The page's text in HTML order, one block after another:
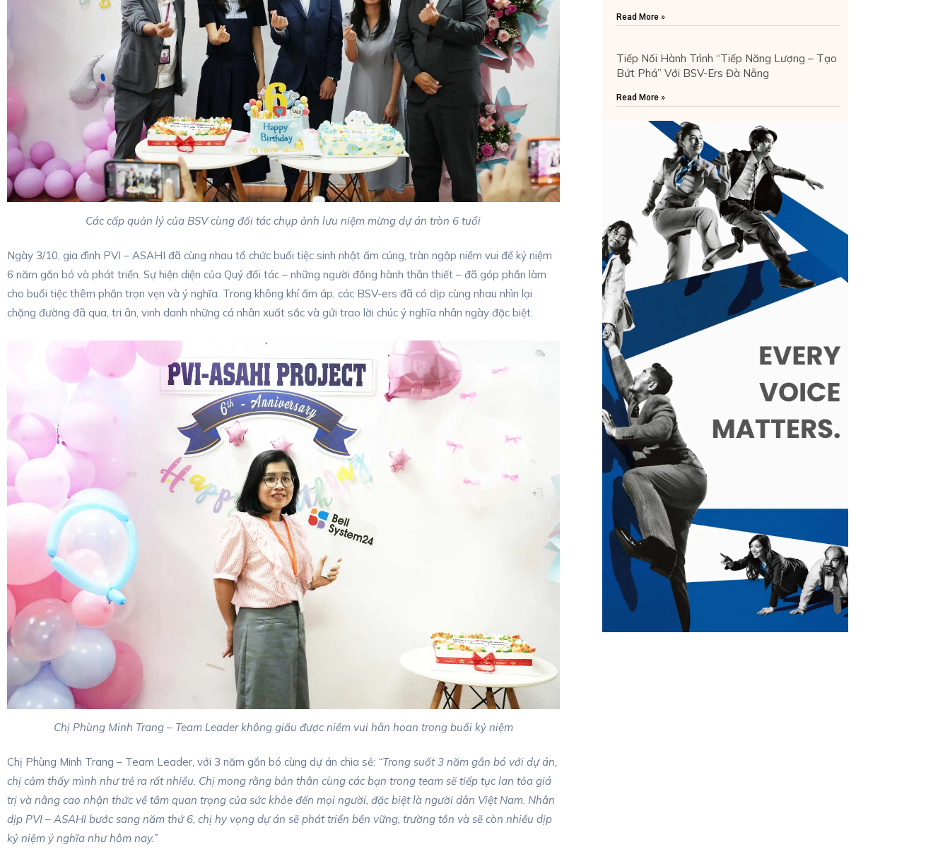
Các cấp quản lý của BSV cùng đối tác chụp ảnh lưu niệm mừng dự án tròn 6 tuổi
Ngày 3/10, gia đình PVI – ASAHI đã cùng nhau tổ chức buổi tiệc sinh nhật ấm cúng, tràn ngập niềm vui để kỷ niệm
6 năm gắn bó và phát triển. Sự hiện diện của Quý đối tác – những người đồng hành thân thiết – đã góp phần làm
cho buổi tiệc thêm phần trọn vẹn và ý nghĩa. Trong không khí ấm áp, các BSV-ers đã có dịp cùng nhau nhìn lại
chặng đường đã qua, tri ân, vinh danh những cá nhân xuất sắc và gửi trao lời chúc ý nghĩa nhân ngày đặc biệt.
Chị Phùng Minh Trang – Team Leader không giấu được niềm vui hân hoan trong buổi kỷ niệm
Chị Phùng Minh Trang – Team Leader, với 3 năm gắn bó cùng dự án chia sẻ: “Trong suốt 3 năm gắn bó với dự án,
chị cảm thấy mình như trẻ ra rất nhiều. Chị mong rằng bản thân cùng các bạn trong team sẽ tiếp tục lan tỏa giá
trị và nâng cao nhận thức về tầm quan trọng của sức khỏe đến mọi người, đặc biệt là người dân Việt Nam. Nhân
dịp PVI – ASAHI bước sang năm thứ 6, chị hy vọng dự án sẽ phát triển bền vững, trường tồn và sẽ còn nhiều dịp
kỷ niệm ý nghĩa như hôm nay.”
Read More »
Tiếp Nối Hành Trình “Tiếp Năng Lượng – Tạo
Bứt Phá” Với BSV-Ers Đà Nẵng
Read More »